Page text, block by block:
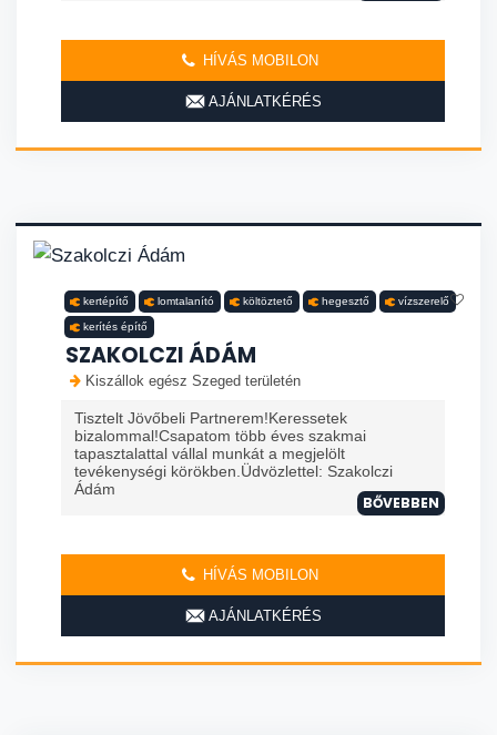
HÍVÁS MOBILON
AJÁNLATKÉRÉS
kertépítő lomtalanító költöztető hegesztő vízszerelő
kerítés építő
SZAKOLCZI ÁDÁM
Kiszállok egész Szeged területén
Tisztelt Jövőbeli Partnerem!Keressetek
bizalommal!Csapatom több éves szakmai
tapasztalattal vállal munkát a megjelölt
tevékenységi körökben.Üdvözlettel: Szakolczi
Ádám
BŐVEBBEN
HÍVÁS MOBILON
AJÁNLATKÉRÉS